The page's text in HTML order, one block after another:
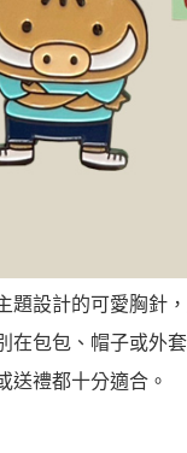
設計的可愛胸針
包包、帽子或外
送禮都十分適合。